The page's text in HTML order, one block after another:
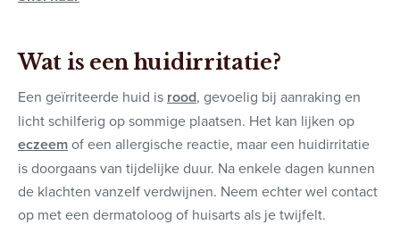
Wat is een huidirritatie?
Een geïrriteerde huid is rood, gevoelig bij aanraking en
licht schilferig op sommige plaatsen. Het kan lijken op
eczeemof een allergische reactie, maar een huidirritatie
is doorgaans van tijdelijke duur. Na enkele dagen kunnen
de klachten vanzelf verdwijnen. Neem echter wel contact
op met een dermatoloog of huisarts als je twijfelt.